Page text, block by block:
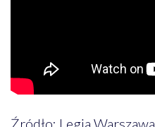
Źródło: Legia Warszawa